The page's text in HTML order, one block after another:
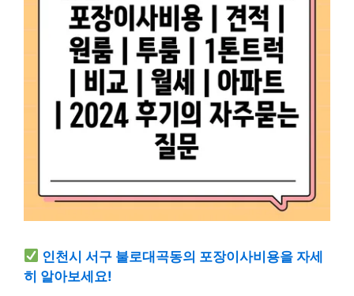
인천시 서구 불로대곡동의 포장이사비용을 자세
히 알아보세요!